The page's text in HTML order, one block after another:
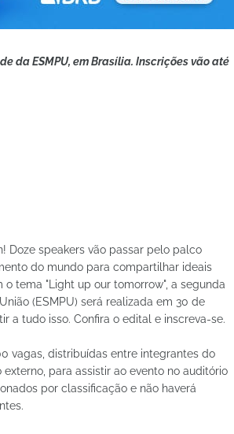
da ESMPU, em Brasília. Inscrições vão até
Doze speakers vão passar pelo palco
do mundo para compartilhar ideais
tema "Light up our tomorrow", a segunda
(ESMPU) será realizada em 30 de
a tudo isso. Confira o edital e inscreva-se.
vagas, distribuídas entre integrantes do
para assistir ao evento no auditório
por classificação e não haverá